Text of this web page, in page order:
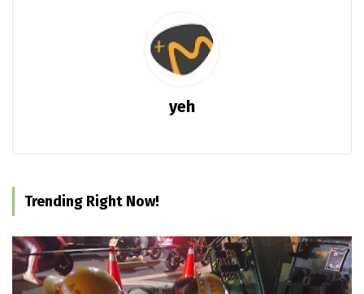
yeh
Trending Right Now!